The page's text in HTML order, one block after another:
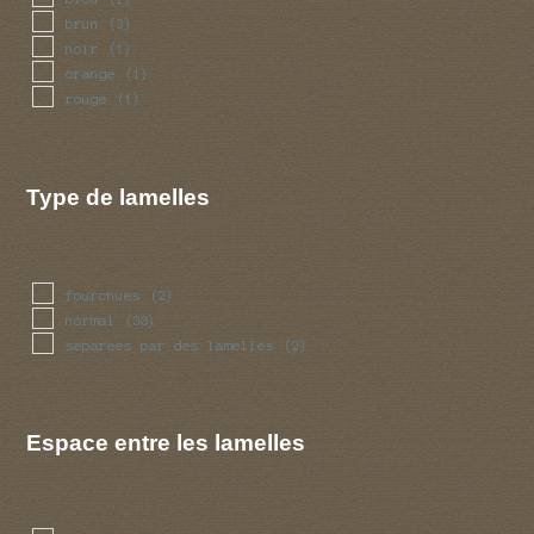
brun (3)
noir (1)
orange (1)
rouge (1)
Type de lamelles
fourchues (2)
normal (30)
separees par des lamelles (2)
Espace entre les lamelles